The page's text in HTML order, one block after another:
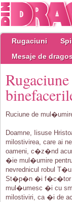
Rugaciuni
Mesaje de
Ruciune de
Doamne, Iisuse
milostivirea, care ai
oameni, c�z�nd
�ie mul�umire
nevrednicul robul
St�p�n �i f�c�tor
mul�umesc �i cu
milostiviri, ca �i de